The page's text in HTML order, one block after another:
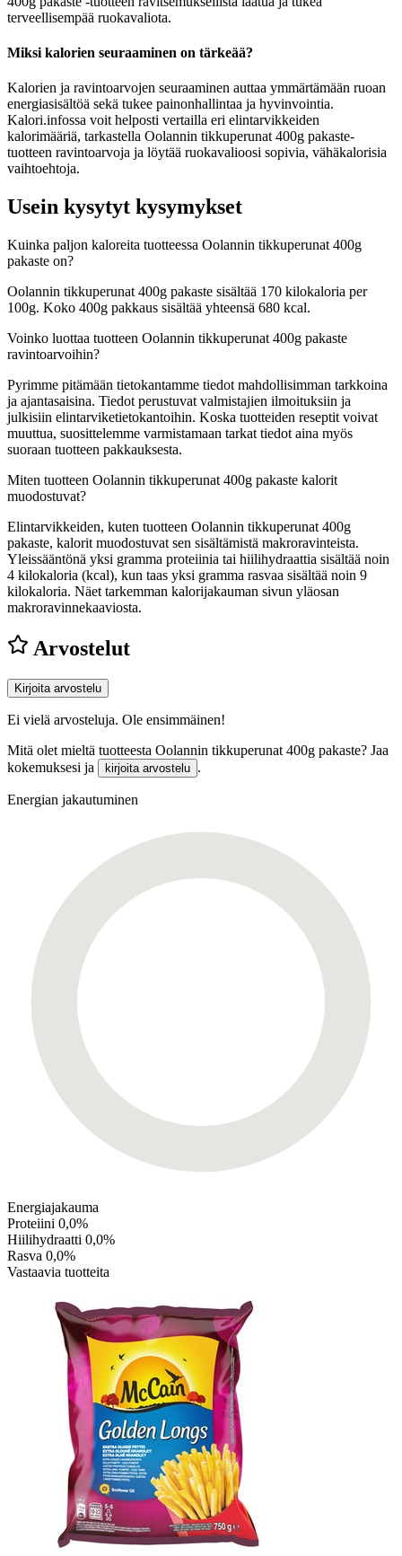
terveellisempää ruokavaliota.
Miksi kalorien seuraaminen on tärkeää?
Kalorien ja ravintoarvojen seuraaminen auttaa ymmärtämään ruoan
energiasisältöä sekä tukee painonhallintaa ja hyvinvointia.
Kalori.infossa voit helposti vertailla eri elintarvikkeiden
kalorimääriä, tarkastella Oolannin tikkuperunat 400g pakaste-
tuotteen ravintoarvoja ja löytää ruokavalioosi sopivia, vähäkalorisia
vaihtoehtoja.
Usein kysytyt kysymykset
Kuinka paljon kaloreita tuotteessa Oolannin tikkuperunat 400g
pakaste on?
Oolannin tikkuperunat 400g pakaste sisältää 170 kilokaloria per
100g. Koko 400g pakkaus sisältää yhteensä 680 kcal.
Voinko luottaa tuotteen Oolannin tikkuperunat 400g pakaste
ravintoarvoihin?
Pyrimme pitämään tietokantamme tiedot mahdollisimman tarkkoina
ja ajantasaisina. Tiedot perustuvat valmistajien ilmoituksiin ja
julkisiin elintarviketietokantoihin. Koska tuotteiden reseptit voivat
muuttua, suosittelemme varmistamaan tarkat tiedot aina myös
suoraan tuotteen pakkauksesta.
Miten tuotteen Oolannin tikkuperunat 400g pakaste kalorit
muodostuvat?
Elintarvikkeiden, kuten tuotteen Oolannin tikkuperunat 400g
pakaste, kalorit muodostuvat sen sisältämistä makroravinteista.
Yleissääntönä yksi gramma proteiinia tai hiilihydraattia sisältää noin
4 kilokaloria (kcal), kun taas yksi gramma rasvaa sisältää noin 9
kilokaloria. Näet tarkemman kalorijakauman sivun yläosan
makroravinnekaaviosta.
Arvostelut
Kirjoita arvostelu
Ei vielä arvosteluja. Ole ensimmäinen!
Mitä olet mieltä tuotteesta Oolannin tikkuperunat 400g pakaste? Jaa
kokemuksesi ja
kirjoita arvostelu .
Energian jakautuminen
Energiajakauma
Proteiini 0,0%
Hiilihydraatti 0,0%
Rasva 0,0%
Vastaavia tuotteita